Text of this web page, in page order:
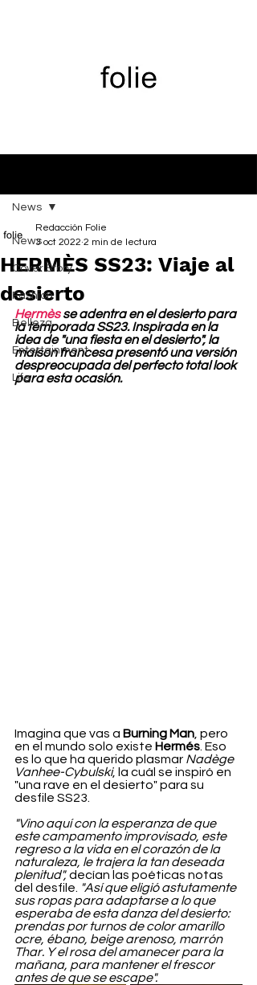
News
Cover Story
Fashion
Belleza
Entertainment
Life
News
HERMÈS SS23: Viaje al
desierto
Redacción Folie
3 oct 2022 2 min de lectura
Hermès se adentra en el desierto para
la temporada SS23. Inspirada en la
idea de "una fiesta en el desierto", la
maison francesa presentó una versión
despreocupada del perfecto total look
para esta ocasión.
Imagina que vas a Burning Man , pero
en el mundo solo existe Hermés . Eso
es lo que ha querido plasmar Nadège
Vanhee-Cybulski, la cuál se inspiró en
"una rave en el desierto" para su
desfile SS23.
"Vino aquí con la esperanza de que
este campamento improvisado, este
regreso a la vida en el corazón de la
naturaleza, le trajera la tan deseada
plenitud", decían las poéticas notas
del desfile.
"Así que eligió astutamente
sus ropas para adaptarse a lo que
esperaba de esta danza del desierto:
prendas por turnos de color amarillo
ocre, ébano, beige arenoso, marrón
Thar. Y el rosa del amanecer para la
mañana, para mantener el frescor
antes de que se escape".